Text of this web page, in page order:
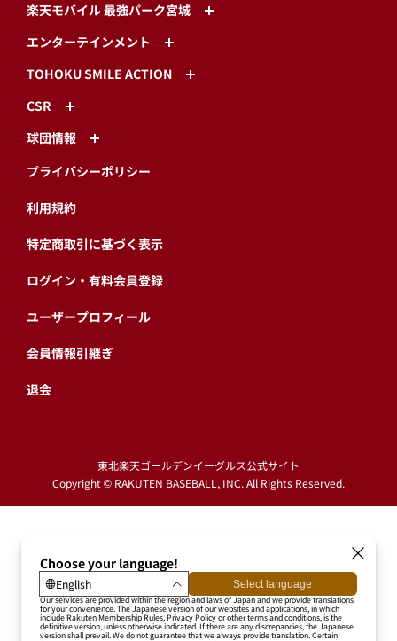
楽天モバイル 最強パーク宮城
エンターテインメント
TOHOKU SMILE ACTION
CSR
球団情報
プライバシーポリシー
利用規約
特定商取引に基づく表示
ログイン・有料会員登録
ユーザープロフィール
会員情報引継ぎ
退会
東北楽天ゴールデンイーグルス公式サイト
Copyright © RAKUTEN BASEBALL, INC. All Rights Reserved.